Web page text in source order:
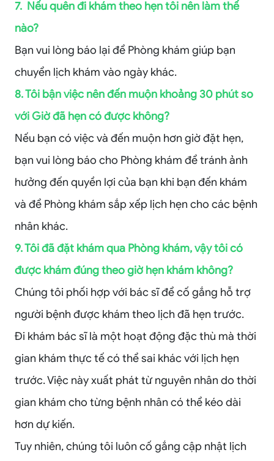
7. Nếu quên đi khám theo hẹn tôi nên làm thế
nào?
Bạn vui lòng báo lại để Phòng khám giúp bạn
chuyển lịch khám vào ngày khác.
8. Tôi bận việc nên đến muộn khoảng 30 phút so
với Giờ đã hẹn có được không?
Nếu bạn có việc và đến muộn hơn giờ đặt hẹn,
bạn vui lòng báo cho Phòng khám để tránh ảnh
hưởng đến quyền lợi của bạn khi bạn đến khám
và để Phòng khám sắp xếp lịch hẹn cho các bệnh
nhân khác.
9. Tôi đã đặt khám qua Phòng khám, vậy tôi có
được khám đúng theo giờ hẹn khám không?
Chúng tôi phối hợp với bác sĩ để cố gắng hỗ trợ
người bệnh được khám theo lịch đã hẹn trước.
Đi khám bác sĩ là một hoạt động đặc thù mà thời
gian khám thực tế có thể sai khác với lịch hẹn
trước. Việc này xuất phát từ nguyên nhân do thời
gian khám cho từng bệnh nhân có thể kéo dài
hơn dự kiến.
Tuy nhiên, chúng tôi luôn cố gắng cập nhật lịch